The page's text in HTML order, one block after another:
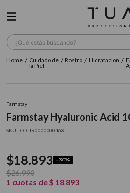
¿Qué estás buscando?
Cuidado de
la Piel
Rostro Hidratacion
Farmstay
Farmstay Hyaluronic Acid
: CCCTR0000000468
$18.893 -30%
$26.990
1 cuotas de $ 18.893
TÉRMINOS MÁS BUSCADOS
2.
3. farmavita
5. cepillo
6.
secador